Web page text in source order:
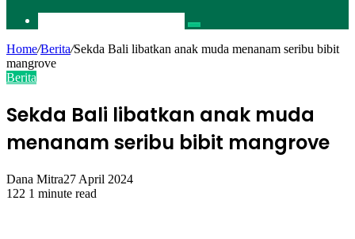
Pencarian
Home/Berita/Sekda Bali libatkan anak muda menanam seribu bibit
mangrove
Berita
Sekda Bali libatkan anak muda
menanam seribu bibit mangrove
Dana Mitra27 April 2024
122 1 minute read